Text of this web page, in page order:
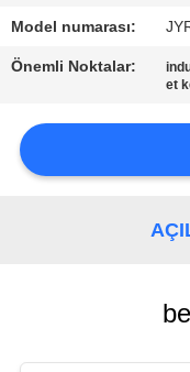
BIZIMLE
İLETIŞIM
HABERLER
Model numarası:
Önemli Noktalar:
et